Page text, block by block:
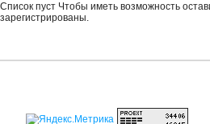
Список пуст Чтобы иметь возможность
зарегистрированы.